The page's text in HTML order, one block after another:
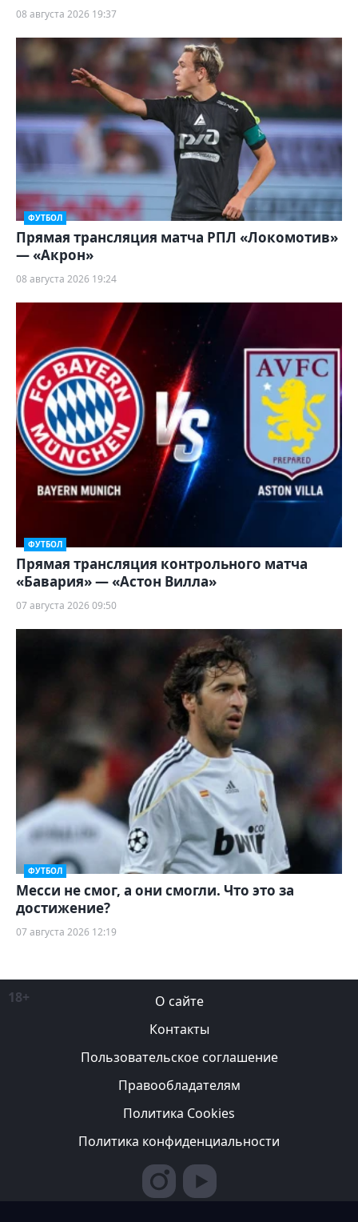
08 августа 2026 19:37
ФУТБОЛ
Прямая трансляция матча РПЛ «Локомотив»
— «Акрон»
08 августа 2026 19:24
ФУТБОЛ
Прямая трансляция контрольного матча
«Бавария» — «Астон Вилла»
07 августа 2026 09:50
ФУТБОЛ
Месси не смог, а они смогли. Что это за
достижение?
07 августа 2026 12:19
18+
О сайте
Контакты
Пользовательское соглашение
Правообладателям
Политика Cookies
Политика конфиденциальности